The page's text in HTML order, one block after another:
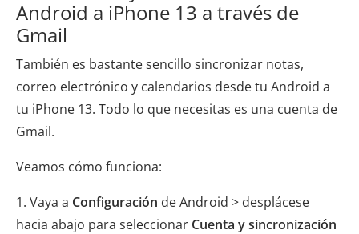
Android a iPhone 13 a través de
Gmail
También es bastante sencillo sincronizar notas,
correo electrónico y calendarios desde tu Android a
tu iPhone 13. Todo lo que necesitas es una cuenta de
Gmail.
Veamos cómo funciona:
1. Vaya a Configuración de Android > desplácese
hacia abajo para seleccionar Cuenta y sincronización